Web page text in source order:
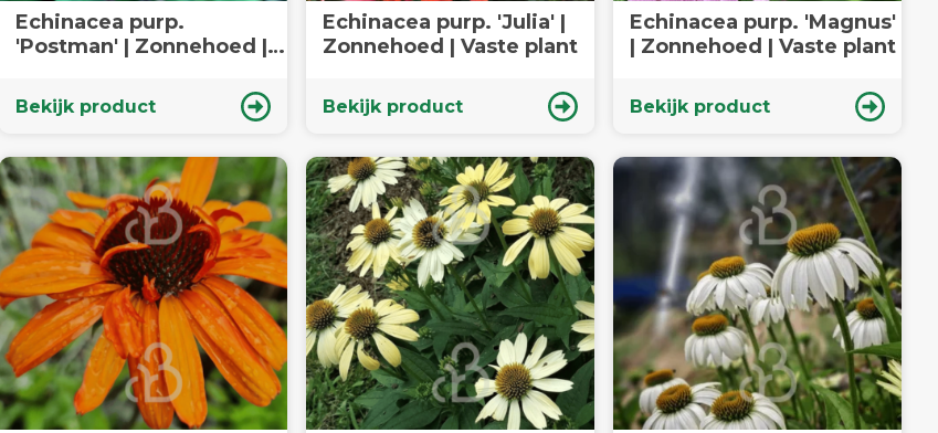
Echinacea purp.
'Postman' | Zonnehoed |
Bekijk product
Echinacea purp. 'Julia' |
Zonnehoed | Vaste plant
Bekijk product
Echinacea purp. 'Magnus'
| Zonnehoed | Vaste plant
Bekijk product